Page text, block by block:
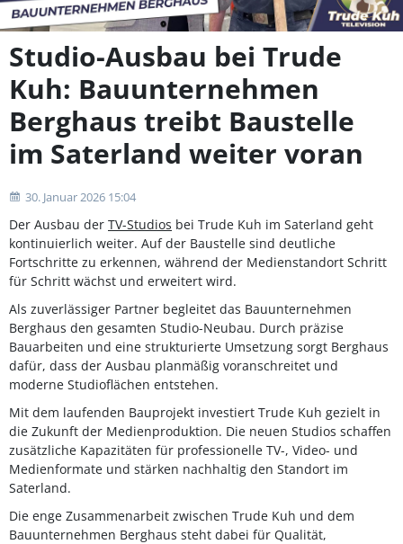
Studio-Ausbau bei Trude
Kuh: Bauunternehmen
Berghaus treibt Baustelle
im Saterland weiter voran
30. Januar 2026 15:04
Der Ausbau der TV-Studios bei Trude Kuh im Saterland geht
kontinuierlich weiter. Auf der Baustelle sind deutliche
Fortschritte zu erkennen, während der Medienstandort Schritt
für Schritt wächst und erweitert wird.
Als zuverlässiger Partner begleitet das Bauunternehmen
Berghaus den gesamten Studio-Neubau. Durch präzise
Bauarbeiten und eine strukturierte Umsetzung sorgt Berghaus
dafür, dass der Ausbau planmäßig voranschreitet und
moderne Studioflächen entstehen.
Mit dem laufenden Bauprojekt investiert Trude Kuh gezielt in
die Zukunft der Medienproduktion. Die neuen Studios schaffen
zusätzliche Kapazitäten für professionelle TV-, Video- und
Medienformate und stärken nachhaltig den Standort im
Saterland.
Die enge Zusammenarbeit zwischen Trude Kuh und dem
Bauunternehmen Berghaus steht dabei für Qualität,